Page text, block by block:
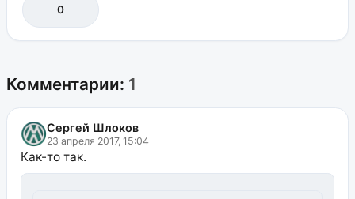
0
Комментарии: 1
Сергей Шлоков
23 апреля 2017, 15:04
Как-то так.